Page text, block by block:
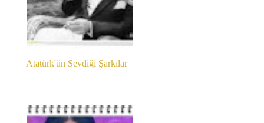
Atatürk'ün Sevdiği Şarkılar